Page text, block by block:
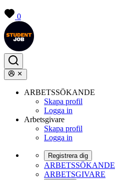
0
ARBETSSÖKANDE
Skapa profil
Logga in
Arbetsgivare
Skapa profil
Logga in
Registrera dig
ARBETSSÖKANDE
ARBETSGIVARE